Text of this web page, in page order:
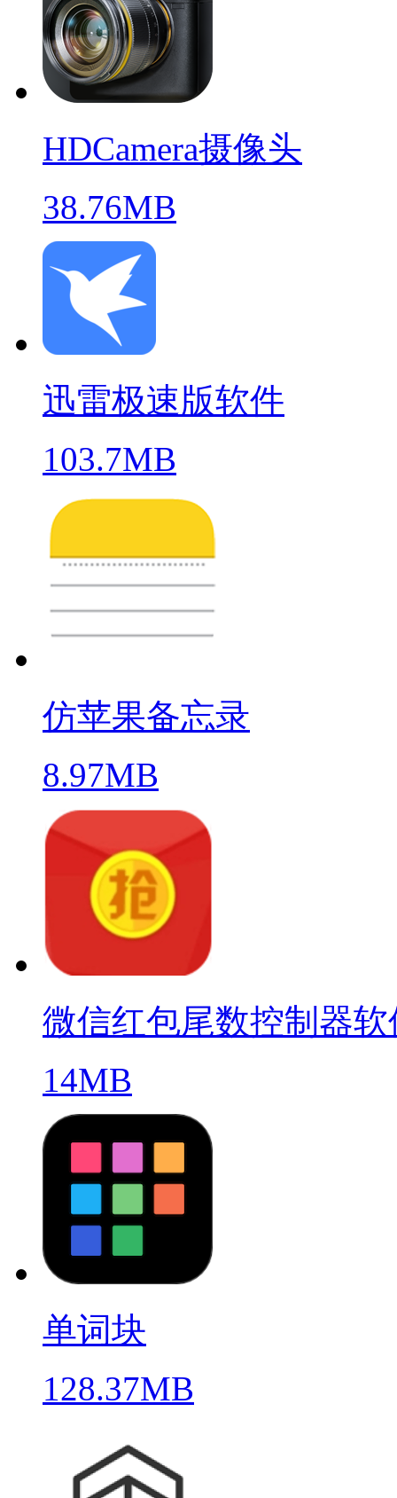
HDCamera摄像头
38.76MB
迅雷极速版软件
103.7MB
仿苹果备忘录
8.97MB
微信红包尾数控制器软
14MB
单词块
128.37MB